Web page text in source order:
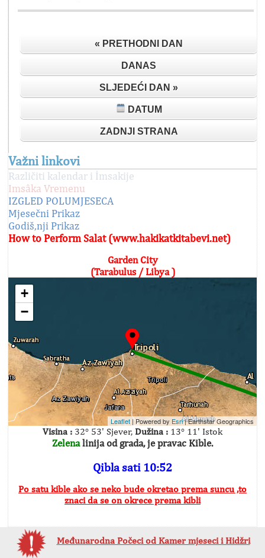
« PRETHODNI DAN
DANAS
SLJEDEĆI DAN »
DATUM
ZADNJI STRANA
Važni linkovi
Različiti kalendar i İmsakije
Imsâka Vremenu
IZGLED POLUMJESECA
Mjesečni Prikaz
Godiš,nji Prikaz
How to Perform Salat (www.hakikatkitabevi.net)
Garden City
(Tarabulus / Libya )
+
−
Leaflet | Powered by Esri|Earthstar Geographics
Visina : 32° 53' Sjever, Dužina : 13° 11' Istok
Zelenalinija od grada, je pravac Kible.
Qibla sati 10:52
Po satu kible ako se neko bude okretao prema suncu ,to
znaci da se on okrece prema kibli
Međunarodna Počeci od Kamer mjeseci i Hidžri